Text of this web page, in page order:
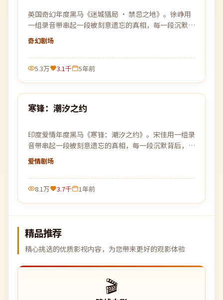
英国奇幻年度黑马《迷城猎局 · 禁忌之地》。徐峥用
一组录音带串起一段被刻意遗忘的真相，每一段沉默背
后，都是一次惊雷般的回响。
奇幻剧场
5.3万 3.1千 5年前
最新
99:50
寒锋：潮汐之约
印度爱情年度黑马《寒锋：潮汐之约》。宋佳用一组录
音带串起一段被刻意遗忘的真相，每一段沉默背后，都
是一次惊雷般的回响。
爱情剧场
8.1万 3.7千 1年前
精品推荐
精心挑选的优质影视内容，为您带来更好的观影体验
🎬